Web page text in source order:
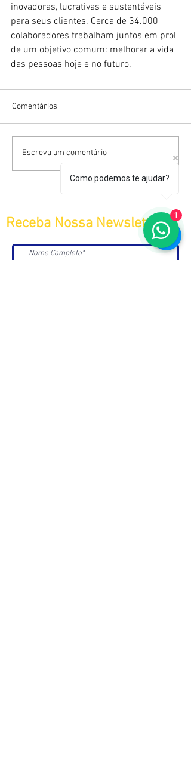
inovadoras, lucrativas e sustentáveis
para seus clientes. Cerca de 34.000
colaboradores trabalham juntos em prol
de um objetivo comum: melhorar a vida
das pessoas hoje e no futuro.
Comentários
Escreva um comentário
Receba Nossa Newsletter
Como podemos te ajudar?
1